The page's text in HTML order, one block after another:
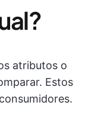
atributos o
Estos